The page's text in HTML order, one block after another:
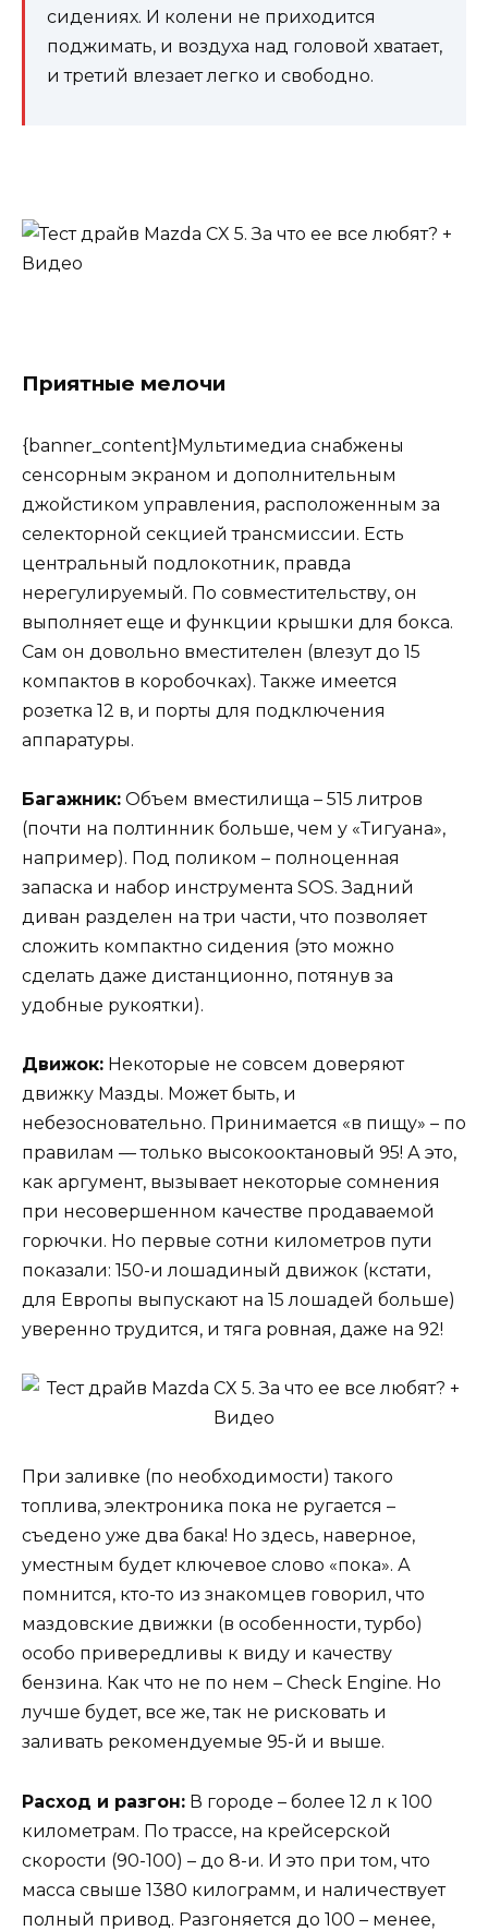
сидениях. И колени не приходится
поджимать, и воздуха над головой хватает,
и третий влезает легко и свободно.
Приятные мелочи
{banner_content}Мультимедиа снабжены
сенсорным экраном и дополнительным
джойстиком управления, расположенным за
селекторной секцией трансмиссии. Есть
центральный подлокотник, правда
нерегулируемый. По совместительству, он
выполняет еще и функции крышки для бокса.
Сам он довольно вместителен (влезут до 15
компактов в коробочках). Также имеется
розетка 12 в, и порты для подключения
аппаратуры.
Багажник: Объем вместилища – 515 литров
(почти на полтинник больше, чем у «Тигуана»,
например). Под поликом – полноценная
запаска и набор инструмента SOS. Задний
диван разделен на три части, что позволяет
сложить компактно сидения (это можно
сделать даже дистанционно, потянув за
удобные рукоятки).
Движок: Некоторые не совсем доверяют
движку Мазды. Может быть, и
небезосновательно. Принимается «в пищу» – по
правилам — только высокооктановый 95! А это,
как аргумент, вызывает некоторые сомнения
при несовершенном качестве продаваемой
горючки. Но первые сотни километров пути
показали: 150-и лошадиный движок (кстати,
для Европы выпускают на 15 лошадей больше)
уверенно трудится, и тяга ровная, даже на 92!
При заливке (по необходимости) такого
топлива, электроника пока не ругается –
съедено уже два бака! Но здесь, наверное,
уместным будет ключевое слово «пока». А
помнится, кто-то из знакомцев говорил, что
маздовские движки (в особенности, турбо)
особо привередливы к виду и качеству
бензина. Как что не по нем – Check Engine. Но
лучше будет, все же, так не рисковать и
заливать рекомендуемые 95-й и выше.
Расход и разгон: В городе – более 12 л к 100
километрам. По трассе, на крейсерской
скорости (90-100) – до 8-и. И это при том, что
масса свыше 1380 килограмм, и наличествует
полный привод. Разгоняется до 100 – менее,